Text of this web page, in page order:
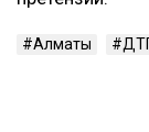
автомобиля
около 219 км/